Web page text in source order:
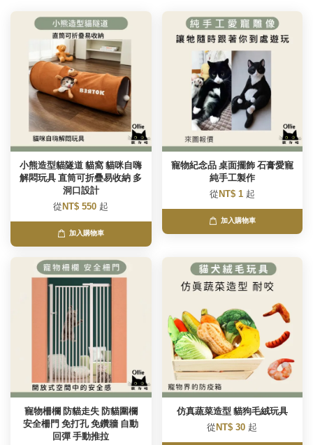
小熊造型貓隧道 貓窩 貓咪自嗨
解悶玩具 直筒可折疊易收納 多
洞口設計
從 NT$ 550 起
加入購物車
寵物紀念品 桌面擺飾 石膏愛寵
純手工製作
從 NT$ 1 起
加入購物車
寵物柵欄 防貓走失 防貓圍欄
安全柵門 免打孔 免鑽牆 自動
回彈 手動推拉
仿真蔬菜造型 貓狗毛絨玩具
從 NT$ 30 起